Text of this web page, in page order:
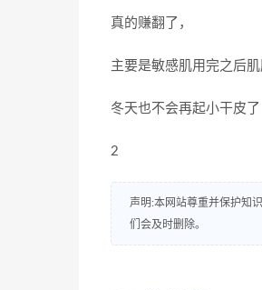
真的赚翻了，
主要是敏感肌用完之后
冬天也不会再起小干皮了
2
声明:本网站尊重并保护知
们会及时删除。